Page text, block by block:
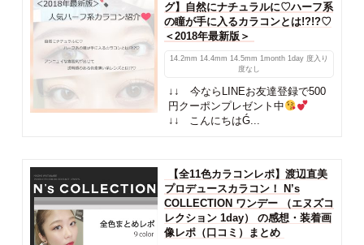
グ】自然にナチュラルに♡ハーフ系
の瞳が手に入るカラコンとは!?!?♡
＜2018年最新版＞
14.2mm 14.4mm 14.5mm 1month 1day 度入り
度なし
↓↓ 今ならLINEお友達登録で500
円クーポンプレゼント中
↓↓ こんにちはǴ...
【全11色カラコンレポ】渡辺直美
プロデュースカラコン！ N’s
COLLECTION ワンデー （エヌズコ
レクション 1day） の感想・装着画
像レポ（口コミ）まとめ